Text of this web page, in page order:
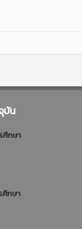
บัน
ศึกษา
ศึกษา